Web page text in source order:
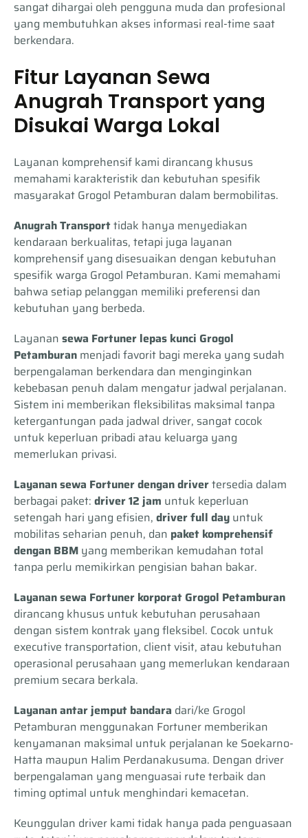
sangat dihargai oleh pengguna muda dan profesional
yang membutuhkan akses informasi real-time saat
berkendara.
Fitur Layanan Sewa
Anugrah Transport yang
Disukai Warga Lokal
Layanan komprehensif kami dirancang khusus
memahami karakteristik dan kebutuhan spesifik
masyarakat Grogol Petamburan dalam bermobilitas.
Anugrah Transporttidak hanya menyediakan
kendaraan berkualitas, tetapi juga layanan
komprehensif yang disesuaikan dengan kebutuhan
spesifik warga Grogol Petamburan. Kami memahami
bahwa setiap pelanggan memiliki preferensi dan
kebutuhan yang berbeda.
Layanan sewa Fortuner lepas kunci Grogol
Petamburan menjadi favorit bagi mereka yang sudah
berpengalaman berkendara dan menginginkan
kebebasan penuh dalam mengatur jadwal perjalanan.
Sistem ini memberikan fleksibilitas maksimal tanpa
ketergantungan pada jadwal driver, sangat cocok
untuk keperluan pribadi atau keluarga yang
memerlukan privasi.
Layanan sewa Fortuner dengan drivertersedia dalam
berbagai paket: driver 12 jam untuk keperluan
setengah hari yang efisien, driver full day untuk
mobilitas seharian penuh, dan paket komprehensif
dengan BBM yang memberikan kemudahan total
tanpa perlu memikirkan pengisian bahan bakar.
Layanan sewa Fortuner korporat Grogol Petamburan
dirancang khusus untuk kebutuhan perusahaan
dengan sistem kontrak yang fleksibel. Cocok untuk
executive transportation, client visit, atau kebutuhan
operasional perusahaan yang memerlukan kendaraan
premium secara berkala.
Layanan antar jemput bandara dari/ke Grogol
Petamburan menggunakan Fortuner memberikan
kenyamanan maksimal untuk perjalanan ke Soekarno-
Hatta maupun Halim Perdanakusuma. Dengan driver
berpengalaman yang menguasai rute terbaik dan
timing optimal untuk menghindari kemacetan.
Keunggulan driver kami tidak hanya pada penguasaan